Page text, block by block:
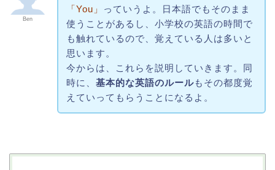
Ben
「You」
っていうよ。日本語でもそのまま
使うことがあるし、小学校の英語の時間で
も触れているので、覚えている人は多いと
思います。
今からは、これらを説明していきます。同
時に、 基本的な英語のルールもその都度覚
えていってもらうことになるよ。